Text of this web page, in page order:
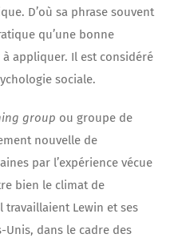
D’où sa phrase souvent
qu’une bonne
appliquer. Il est considéré
sociale.
group ou groupe de
nouvelle de
par l’expérience vécue
bien le climat de
Lewin et ses
Unis, dans le cadre des